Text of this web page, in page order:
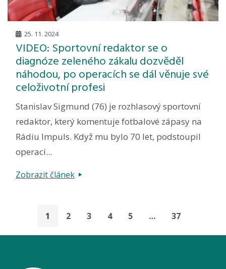
25. 11. 2024
VIDEO: Sportovní redaktor se o
diagnóze zeleného zákalu dozvěděl
náhodou, po operacích se dál věnuje své
celoživotní profesi
Stanislav Sigmund (76) je rozhlasový sportovní
redaktor, který komentuje fotbalové zápasy na
Rádiu Impuls. Když mu bylo 70 let, podstoupil
operaci...
Zobrazit článek
1 2 3 4 5 … 37